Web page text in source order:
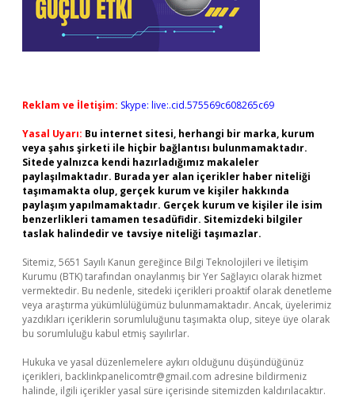
Reklam ve İletişim: Skype: live:.cid.575569c608265c69
Yasal Uyarı: Bu internet sitesi, herhangi bir marka, kurum
veya şahıs şirketi ile hiçbir bağlantısı bulunmamaktadır.
Sitede yalnızca kendi hazırladığımız makaleler
paylaşılmaktadır. Burada yer alan içerikler haber niteliği
taşımamakta olup, gerçek kurum ve kişiler hakkında
paylaşım yapılmamaktadır. Gerçek kurum ve kişiler ile isim
benzerlikleri tamamen tesadüfidir. Sitemizdeki bilgiler
taslak halindedir ve tavsiye niteliği taşımazlar.
Sitemiz, 5651 Sayılı Kanun gereğince Bilgi Teknolojileri ve İletişim
Kurumu (BTK) tarafından onaylanmış bir Yer Sağlayıcı olarak hizmet
vermektedir. Bu nedenle, sitedeki içerikleri proaktif olarak denetleme
veya araştırma yükümlülüğümüz bulunmamaktadır. Ancak, üyelerimiz
yazdıkları içeriklerin sorumluluğunu taşımakta olup, siteye üye olarak
bu sorumluluğu kabul etmiş sayılırlar.
Hukuka ve yasal düzenlemelere aykırı olduğunu düşündüğünüz
içerikleri, backlinkpanelicomtr@gmail.com adresine bildirmeniz
halinde, ilgili içerikler yasal süre içerisinde sitemizden kaldırılacaktır.